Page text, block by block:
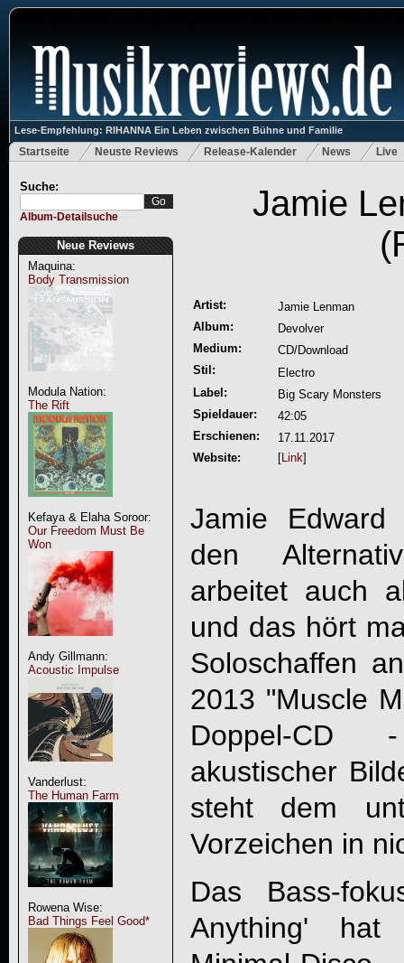
Lese-Empfehlung: RIHANNA Ein Leben zwischen Bühne und Familie
Startseite Neuste Reviews Release-Kalender News Live
Suche:
Album-Detailsuche
Neue Reviews
Maquina:
Body Transmission
Modula Nation:
The Rift
Kefaya & Elaha Soroor:
Our Freedom Must Be
Won
Andy Gillmann:
Acoustic Impulse
Vanderlust:
The Human Farm
Rowena Wise:
Bad Things Feel Good*
Jamie
Artist:
Jamie Lenman
Album:
Devolver
Medium:
CD/Download
Stil:
Electro
Label:
Big Scary Monsters
Spieldauer:
42:05
Erschienen:
17.11.2017
Website:
[Link]
Jamie
den
arbeitet auch
und das hört
Soloschaffen
2013 "Muscle
Doppel-CD
akustischer
steht dem
Vorzeichen in
Das Bass-
Anything'